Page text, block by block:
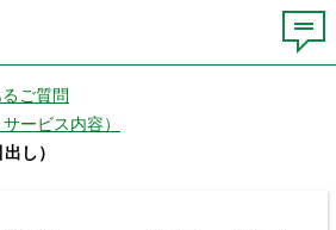
ご質問
ービス内容）
し）